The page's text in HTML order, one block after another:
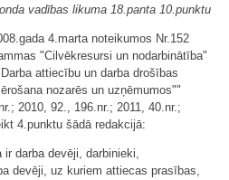
vadības likuma 18.panta 10.punktu
4.marta noteikumos Nr.152
"Cilvēkresursi un nodarbinātība"
attiecību un darba drošības
nozarēs un uzņēmumos""
2010, 92., 196.nr.; 2011, 40.nr.;
4.punktu šādā redakcijā:
darba devēji, darbinieki,
devēji, uz kuriem attiecas prasības,